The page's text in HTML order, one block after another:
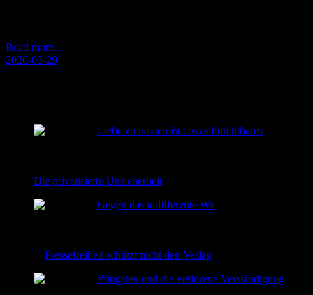
Read more...
2026-03-29
Liebe zu hassen ist etwas Furchtbares
Die privatisierte Unsicherheit
Gegen das indifferente Wir
Pressefreiheit schützt nicht den Verlag
Pfingsten und die verlorene Verständigung